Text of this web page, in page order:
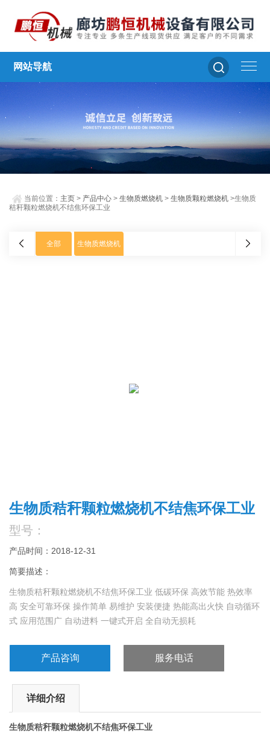
网站导航
当前位置： 主页 > 产品中心 >生物质燃烧机 >生物质颗粒燃烧机 >生物质
秸秆颗粒燃烧机不结焦环保工业
全部 生物质燃烧机
生物质秸秆颗粒燃烧机不结焦环保工业
型号：
产品时间：2018-12-31
简要描述：
生物质秸秆颗粒燃烧机不结焦环保工业 低碳环保 高效节能 热效率
高 安全可靠环保 操作简单 易维护 安装便捷 热能高出火快 自动循环
式 应用范围广 自动进料 一键式开启 全自动无损耗
产品咨询 服务电话
详细介绍
生物质秸秆颗粒燃烧机不结焦环保工业